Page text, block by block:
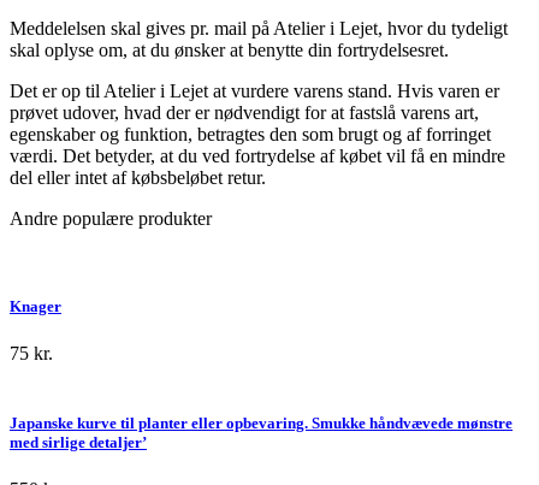
Meddelelsen skal gives pr. mail på Atelier i Lejet, hvor du tydeligt
skal oplyse om, at du ønsker at benytte din fortrydelsesret.
Det er op til Atelier i Lejet at vurdere varens stand. Hvis varen er
prøvet udover, hvad der er nødvendigt for at fastslå varens art,
egenskaber og funktion, betragtes den som brugt og af forringet
værdi. Det betyder, at du ved fortrydelse af købet vil få en mindre
del eller intet af købsbeløbet retur.
Andre populære produkter
Knager
75 kr.
Japanske kurve til planter eller opbevaring. Smukke håndvævede mønstre
med sirlige detaljer’